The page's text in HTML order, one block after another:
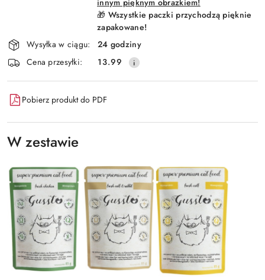
🎁 Wszystkie paczki przychodzą pięknie
zapakowane!
Wysyłka w ciągu:
24 godziny
Cena przesyłki:
13.99
Pobierz produkt do PDF
W zestawie